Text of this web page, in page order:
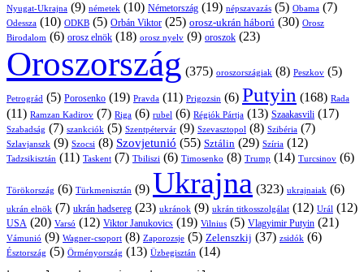
Nyugat-Ukrajna (9) németek (10) Németország (19) népszavazás (5) Obama (7)
Odessza (10) ODKB (5) Orbán Viktor (25) orosz-ukrán háború (30) Orosz
Birodalom (6) orosz elnök (18) orosz nyelv (9) oroszok (23)
Oroszország (375) oroszországiak (8) Peszkov (5)
Petrográd (5) Porosenko (19) Pravda (11) Prigozsin (6) Putyin (168) Rada
(11) Ramzan Kadirov (7) Riga (6) rubel (6) Régiók Pártja (13) Szaakasvili (17)
Szabadság (7) szankciók (5) Szentpétervár (9) Szevasztopol (8) Szibéria (7)
Szlavjanszk (9) Szocsi (8) Szovjetunió (55) Sztálin (29) Szíria (12)
Tadzsikisztán (11) Taskent (7) Tbiliszi (6) Timosenko (8) Trump (14) Turcsinov (6)
Törökország (6) Türkmenisztán (9) Ukrajna (323) ukrajnaiak (6)
ukrán elnök (7) ukrán hadsereg (23) ukránok (9) ukrán titkosszolgálat (12) Urál (12)
USA (20) Varsó (12) Viktor Janukovics (19) Vilnius (5) Vlagyimir Putyin (21)
Vámunió (9) Wagner-csoport (8) Zaporozsje (5) Zelenszkij (37) zsidók (6)
Észtország (5) Örményország (13) Üzbegisztán (14)